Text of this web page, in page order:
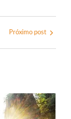
Próximo post